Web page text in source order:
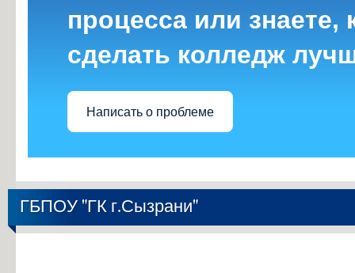
процесса или знаете,
сделать колледж
Написать о проблеме
ГБПОУ "ГК г.Сызрани"